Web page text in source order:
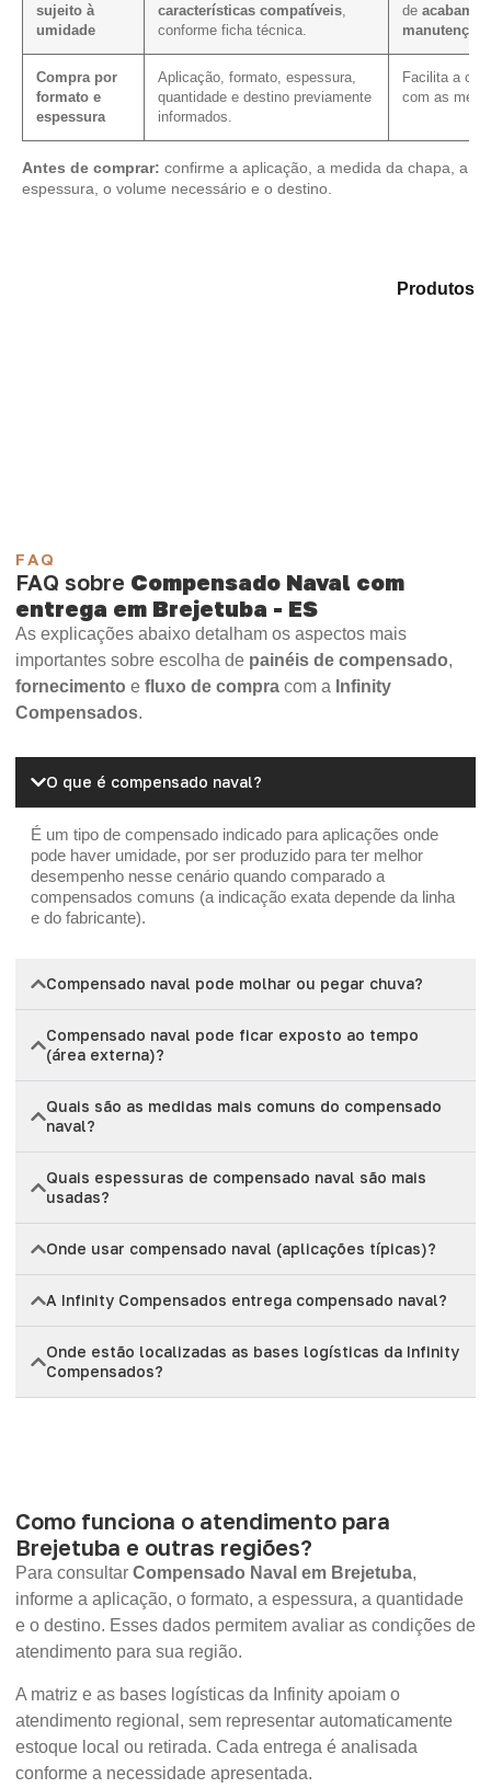
sujeito à
umidade
características compatíveis
conforme ficha técnica.
de
manutenção
Compra por
formato e
espessura
Aplicação, formato, espessura,
quantidade e destino previamente
informados.
Facilita a
com as
Antes de comprar: confirme a aplicação, a medida da chapa, a
espessura, o volume necessário e o destino.
Produtos
FAQ
FAQ sobre Compensado Naval com
entrega em Brejetuba - ES
As explicações abaixo detalham os aspectos mais
importantes sobre escolha de painéis de compensado,
fornecimento e fluxo de compra com a Infinity
Compensados.
O que é compensado naval?
É um tipo de compensado indicado para aplicações onde
pode haver umidade, por ser produzido para ter melhor
desempenho nesse cenário quando comparado a
compensados comuns (a indicação exata depende da linha
e do fabricante).
Compensado naval pode molhar ou pegar chuva?
Compensado naval pode ficar exposto ao tempo
(área externa)?
Quais são as medidas mais comuns do compensado
naval?
Quais espessuras de compensado naval são mais
usadas?
Onde usar compensado naval (aplicações típicas)?
A Infinity Compensados entrega compensado naval?
Onde estão localizadas as bases logísticas da Infinity
Compensados?
Como funciona o atendimento para
Brejetuba e outras regiões?
Para consultar Compensado Naval em Brejetuba,
informe a aplicação, o formato, a espessura, a quantidade
e o destino. Esses dados permitem avaliar as condições de
atendimento para sua região.
A matriz e as bases logísticas da Infinity apoiam o
atendimento regional, sem representar automaticamente
estoque local ou retirada. Cada entrega é analisada
conforme a necessidade apresentada.